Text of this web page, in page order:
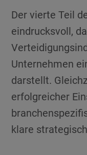
Der vierte Teil
eindrucksvoll,
Unternehmen
darstellt.
erfolgreicher
klare